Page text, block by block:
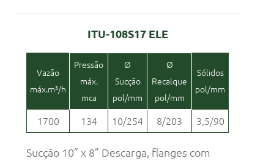
ITU-108S17 ELE
Vazão
máx.m³/h
Pressão
máx.
mca
Ø
Sucção
pol/mm
Ø
Recalque
pol/mm
Sólidos
pol/mm
1700 134 10/254 8/203 3,5/90
Sucção 10” x 8” Descarga, flanges com